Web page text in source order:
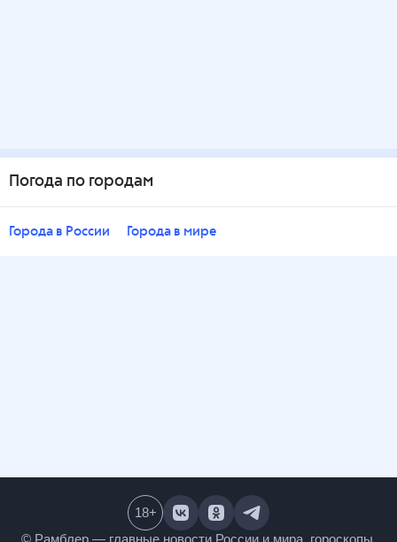
Погода по городам
Города в России Города в мире
18+